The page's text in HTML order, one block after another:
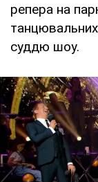
репера на
суддю шоу.